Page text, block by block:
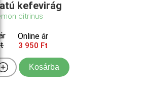
kefevirág
citrinus
Online ár
3 950 Ft
Kosárba